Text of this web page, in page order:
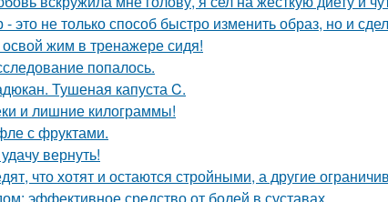
это не только способ быстро изменить образ, но и
жим в тренажере сидя!
попалось.
Тушеная капуста C.
и лишние килограммы!
с фруктами.
вернуть!
что хотят и остаются стройными, а другие